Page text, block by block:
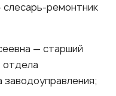
ремонтник
— старший
отдела